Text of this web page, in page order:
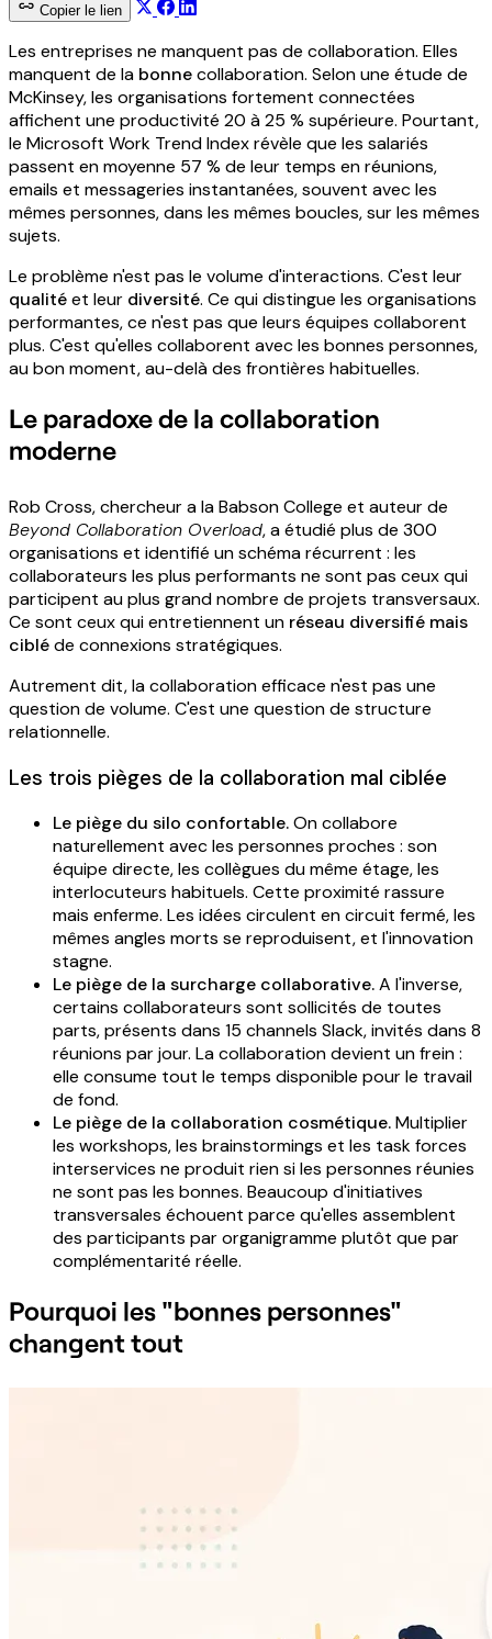
Copier le lien
Les entreprises ne manquent pas de collaboration. Elles
manquent de la bonnecollaboration. Selon une étude de
McKinsey, les organisations fortement connectées
affichent une productivité 20 à 25 % supérieure. Pourtant,
le Microsoft Work Trend Index révèle que les salariés
passent en moyenne 57 % de leur temps en réunions,
emails et messageries instantanées, souvent avec les
mêmes personnes, dans les mêmes boucles, sur les mêmes
sujets.
Le problème n'est pas le volume d'interactions. C'est leur
qualitéet leur diversité. Ce qui distingue les organisations
performantes, ce n'est pas que leurs équipes collaborent
plus. C'est qu'elles collaborent avec les bonnes personnes,
au bon moment, au-delà des frontières habituelles.
Le paradoxe de la collaboration
moderne
Rob Cross, chercheur a la Babson College et auteur de
Beyond Collaboration Overload, a étudié plus de 300
organisations et identifié un schéma récurrent : les
collaborateurs les plus performants ne sont pas ceux qui
participent au plus grand nombre de projets transversaux.
Ce sont ceux qui entretiennent un réseau diversifié mais
cibléde connexions stratégiques.
Autrement dit, la collaboration efficace n'est pas une
question de volume. C'est une question de structure
relationnelle.
Les trois pièges de la collaboration mal ciblée
Le piège du silo confortable.On collabore
naturellement avec les personnes proches : son
équipe directe, les collègues du même étage, les
interlocuteurs habituels. Cette proximité rassure
mais enferme. Les idées circulent en circuit fermé, les
mêmes angles morts se reproduisent, et l'innovation
stagne.
Le piège de la surcharge collaborative.A l'inverse,
certains collaborateurs sont sollicités de toutes
parts, présents dans 15 channels Slack, invités dans 8
réunions par jour. La collaboration devient un frein :
elle consume tout le temps disponible pour le travail
de fond.
Le piège de la collaboration cosmétique.Multiplier
les workshops, les brainstormings et les task forces
interservices ne produit rien si les personnes réunies
ne sont pas les bonnes. Beaucoup d'initiatives
transversales échouent parce qu'elles assemblent
des participants par organigramme plutôt que par
complémentarité réelle.
Pourquoi les "bonnes personnes"
changent tout